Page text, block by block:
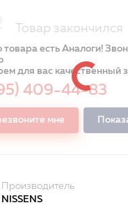
Товар закончился
товара есть Аналоги!
для вас качественный
409-44-83
мне
Производитель
NISSENS